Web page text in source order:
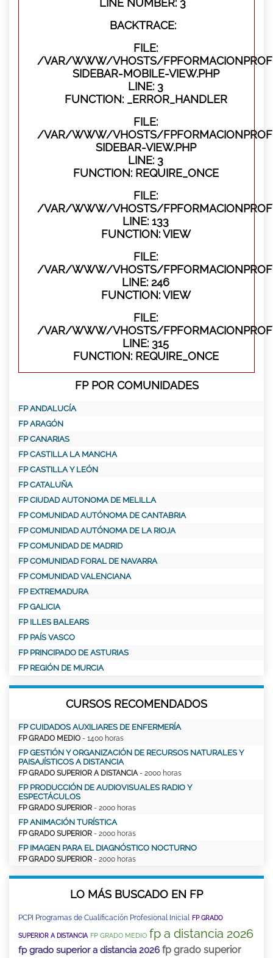
LINE NUMBER: 3
BACKTRACE:
FILE:
/VAR/WWW/VHOSTS/
SIDEBAR-MOBILE-VIEW.PHP
LINE: 3
FUNCTION: _ERROR_HANDLER
FILE:
/VAR/WWW/VHOSTS/
SIDEBAR-VIEW.PHP
LINE: 3
FUNCTION: REQUIRE_ONCE
FILE:
/VAR/WWW/VHOSTS/
LINE: 133
FUNCTION: VIEW
FILE:
/VAR/WWW/VHOSTS/
LINE: 246
FUNCTION: VIEW
FILE:
/VAR/WWW/VHOSTS/
LINE: 315
FUNCTION: REQUIRE_ONCE
FP POR COMUNIDADES
FP ANDALUCÍA
FP ARAGÓN
FP CANARIAS
FP CASTILLA LA MANCHA
FP CASTILLA Y LEÓN
FP CATALUÑA
FP CIUDAD AUTONOMA DE MELILLA
FP COMUNIDAD AUTÓNOMA DE CANTABRIA
FP COMUNIDAD AUTÓNOMA DE LA RIOJA
FP COMUNIDAD DE MADRID
FP COMUNIDAD FORAL DE NAVARRA
FP COMUNIDAD VALENCIANA
FP EXTREMADURA
FP GALICIA
FP ILLES BALEARS
FP PAÍS VASCO
FP PRINCIPADO DE ASTURIAS
FP REGIÓN DE MURCIA
CURSOS RECOMENDADOS
FP CUIDADOS AUXILIARES DE ENFERMERÍA
FP GRADO MEDIO - 1400 horas
FP GESTIÓN Y ORGANIZACIÓN DE RECURSOS NATURALES Y
PAISAJÍSTICOS A DISTANCIA
FP GRADO SUPERIOR A DISTANCIA- 2000 horas
FP PRODUCCIÓN DE AUDIOVISUALES RADIO Y
ESPECTÁCULOS
FP GRADO SUPERIOR - 2000 horas
FP ANIMACIÓN TURÍSTICA
FP GRADO SUPERIOR - 2000 horas
FP IMAGEN PARA EL DIAGNÓSTICO NOCTURNO
FP GRADO SUPERIOR - 2000 horas
LO MÁS BUSCADO EN FP
PCPI Programas de Cualificación Profesional Inicial FP GRADO
SUPERIOR A DISTANCIA FP GRADO MEDIO fp a distancia 2026
fp grado superior a distancia 2026 fp grado superior